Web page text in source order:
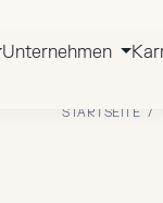
Unternehmen
STARTSEITE /